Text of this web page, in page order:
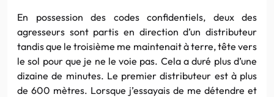
En possession des codes confidentiels, deux des
agresseurs sont partis en direction d’un distributeur
tandis que le troisième me maintenait à terre, tête vers
le sol pour que je ne le voie pas. Cela a duré plus d’une
dizaine de minutes. Le premier distributeur est à plus
de 600 mètres. Lorsque j’essayais de me détendre et